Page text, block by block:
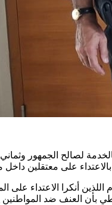
لصالح الجمهور
أنكرا الاعتداء على